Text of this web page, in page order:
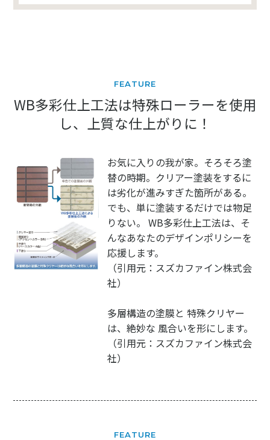
FEATURE
WB多彩仕上工法は特殊ローラーを使用
し、上質な仕上がりに！
お気に入りの我が家。そろそろ塗
替の時期。クリアー塗装をするに
は劣化が進みすぎた箇所がある。
でも、単に塗装するだけでは物足
りない。 WB多彩仕上工法は、そ
んなあなたのデザインポリシーを
応援します。
（引用元：スズカファイン株式会
社）
多層構造の塗膜と 特殊クリヤー
は、絶妙な 風合いを形にします。
（引用元：スズカファイン株式会
社）
FEATURE